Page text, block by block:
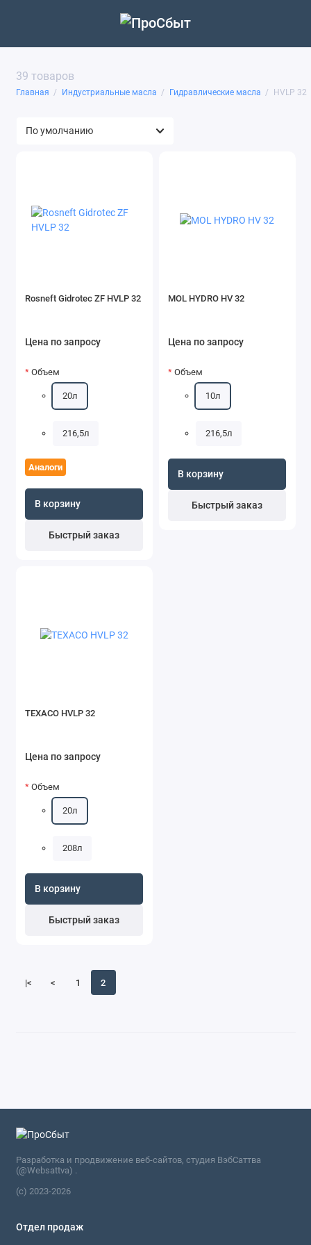
39 товаров
Главная Индустриальные масла Гидравлическиe масла HVLP 32
Rosneft Gidrotec ZF HVLP 32
Цена по запросу
Аналоги
Объем
20л
216,5л
В корзину
Быстрый заказ
MOL HYDRO HV 32
Цена по запросу
Объем
10л
216,5л
В корзину
Быстрый заказ
TEXACO HVLP 32
Цена по запросу
Объем
20л
208л
В корзину
Быстрый заказ
|< < 1 2
Разработка и продвижение веб-сайтов, студия ВэбСаттва
(@Websattva) .
(c) 2023-2026
Отдел продаж